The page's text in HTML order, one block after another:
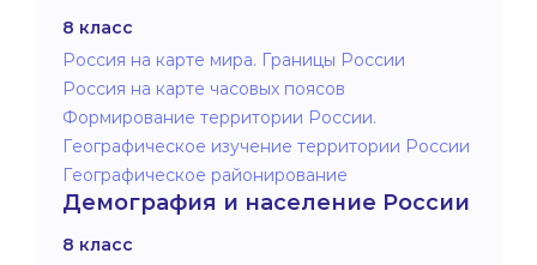
8 класс
Россия на карте мира. Границы России
Россия на карте часовых поясов
Формирование территории России.
Географическое изучение территории России
Географическое районирование
Демография и население России
8 класс